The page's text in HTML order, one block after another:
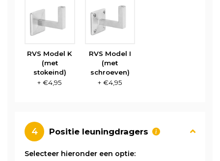
RVS Model K
(met
stokeind)
+ €4,95
RVS Model I
(met
schroeven)
+ €4,95
4 Positie leuningdragers
Selecteer hieronder een optie: